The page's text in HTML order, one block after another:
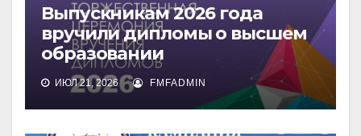
Выпускникам 2026 года
вручили дипломы о высшем
образовании
ИЮЛ 21, 2026 FMFADMIN